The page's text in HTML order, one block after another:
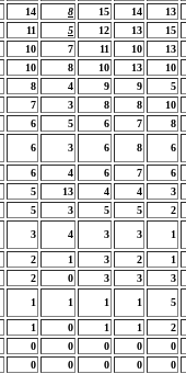
14 8 15 14 13
11 5 12 13 15
10 7 11 10 13
10 8 10 13 10
8 4 9 9 5
7 3 8 8 10
6 5 6 7 8
6 3 6 8 6
6 4 6 7 6
5 13 4 4 3
5 3 5 5 2
3 4 3 3 1
2 1 3 2 1
2 0 3 3 3
1 1 1 1 5
1 0 1 1 2
0 0 0 0 0
0 0 0 0 0